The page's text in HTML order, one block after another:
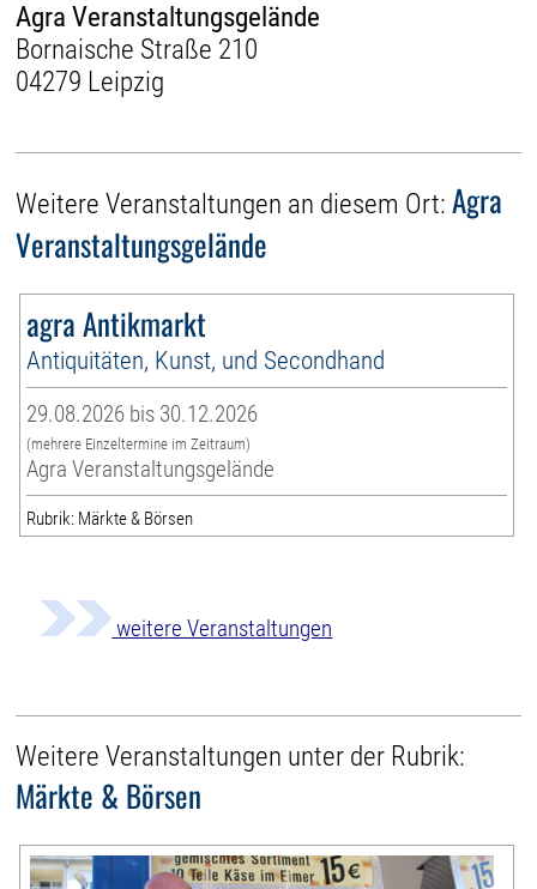
Agra Veranstaltungsgelände
Bornaische Straße 210
04279 Leipzig
Weitere Veranstaltungen an diesem Ort:Agra
Veranstaltungsgelände
agra Antikmarkt
Antiquitäten, Kunst, und Secondhand
29.08.2026 bis 30.12.2026
(mehrere Einzeltermine im Zeitraum)
Agra Veranstaltungsgelände
Rubrik: Märkte & Börsen
weitere Veranstaltungen
Weitere Veranstaltungen unter der Rubrik:
Märkte & Börsen